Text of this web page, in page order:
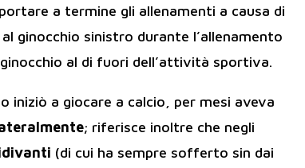
a termine gli allenamenti a causa di
al ginocchio sinistro durante l’allenamento
al di fuori dell’attività sportiva.
iniziò a giocare a calcio, per mesi aveva
; riferisce inoltre che negli
(di cui ha sempre sofferto sin dai